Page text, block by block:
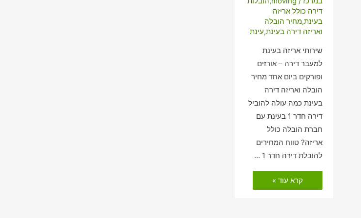
דירה כולל אריזה
בעינת,מחיר הובלה
ואריזה דירה בעינת,עינת
שירותי אריזה בעינת
למעבר דירה – אורזים
ופורקים ביום אחד מחיר
הובלה ואריזה דירה
בעינת כמה עולה להוביל
דירה חדר 1 בעינת עם
חברת הובלה כולל
אריזה? טווח המחירים
להובלת דירה חדר 1 …
הובלות
דירה
כולל
קרא עוד »